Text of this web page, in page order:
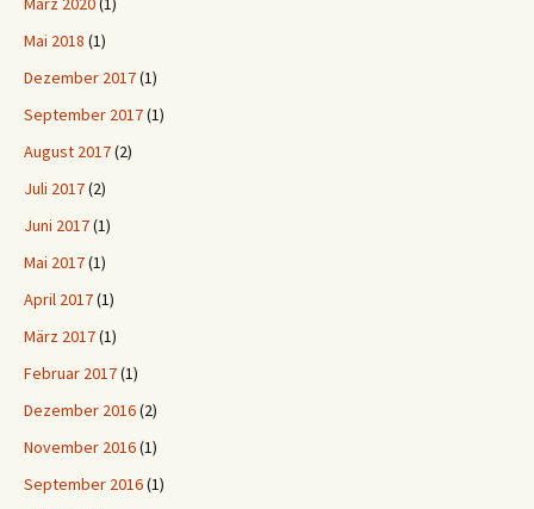
Mai 2018 (1)
Dezember 2017(1)
September 2017(1)
August 2017(2)
Juli 2017(2)
Juni 2017(1)
Mai 2017(1)
April 2017(1)
März 2017(1)
Februar 2017(1)
Dezember 2016(2)
November 2016(1)
September 2016(1)